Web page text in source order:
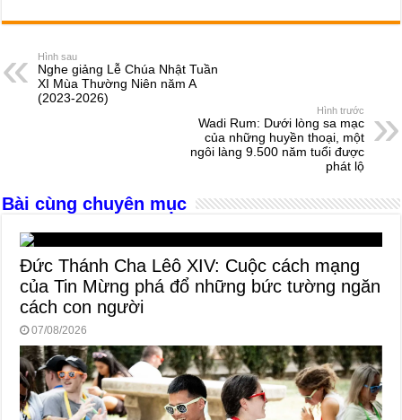
c
e
b
o
ss
n
g
at
A
e
a
d
s
er ail ar
Hình sau
Nghe giảng Lễ Chúa Nhật Tuần
XI Mùa Thường Niên năm A
(2023-2026)
Hình trước
Wadi Rum: Dưới lòng sa mạc
của những huyền thoại, một
ngôi làng 9.500 năm tuổi được
phát lộ
Bài cùng chuyên mục
Đức Thánh Cha Lêô XIV: Cuộc cách mạng
của Tin Mừng phá đổ những bức tường ngăn
cách con người
07/08/2026